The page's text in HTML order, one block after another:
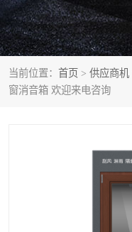
当前位置： 首页 > 供应商机
窗消音箱 欢迎来电咨询